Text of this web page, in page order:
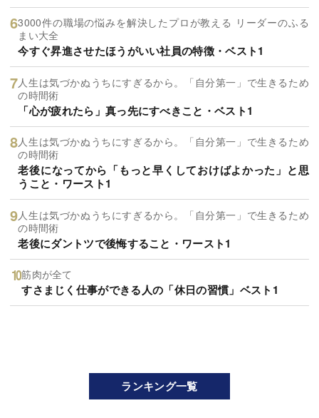
3000件の職場の悩みを解決したプロが教える リーダーのふる
まい大全
今すぐ昇進させたほうがいい社員の特徴・ベスト1
人生は気づかぬうちにすぎるから。「自分第一」で生きるため
の時間術
「心が疲れたら」真っ先にすべきこと・ベスト1
人生は気づかぬうちにすぎるから。「自分第一」で生きるため
の時間術
老後になってから「もっと早くしておけばよかった」と思
うこと・ワースト1
人生は気づかぬうちにすぎるから。「自分第一」で生きるため
の時間術
老後にダントツで後悔すること・ワースト1
筋肉が全て
すさまじく仕事ができる人の「休日の習慣」ベスト1
ランキング一覧